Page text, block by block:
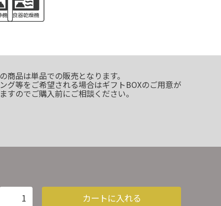
商品は単品での販売となります。
グ等をご希望される場合はギフトBOXのご用意が
すのでご購入前にご相談ください。
カートに入れる